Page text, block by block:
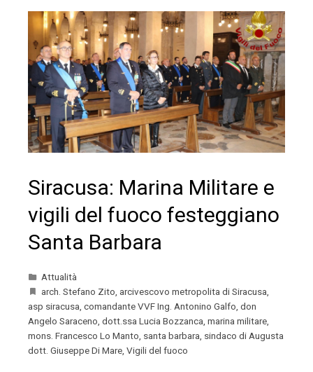
Siracusa: Marina Militare e
vigili del fuoco festeggiano
Santa Barbara
Attualità
arch. Stefano Zito, arcivescovo metropolita di Siracusa,
asp siracusa, comandante VVF Ing. Antonino Galfo, don
Angelo Saraceno, dott.ssa Lucia Bozzanca, marina militare,
mons. Francesco Lo Manto, santa barbara, sindaco di Augusta
dott. Giuseppe Di Mare, Vigili del fuoco